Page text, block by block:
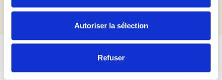
Autoriser la sélection
Refuser